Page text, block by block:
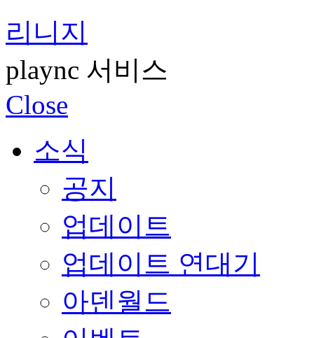
리니지
plaync 서비스
Close
소식
공지
업데이트
업데이트 연대기
아덴월드